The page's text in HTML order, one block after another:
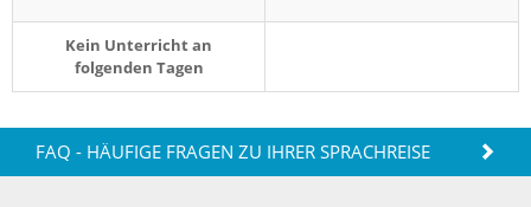
Kein Unterricht an
folgenden Tagen
FAQ - HÄUFIGE FRAGEN ZU IHRER SPRACHREISE